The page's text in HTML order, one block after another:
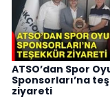
ATSO’dan Spor
Sponsorları’na
ziyareti